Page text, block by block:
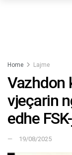
Home Lajme
Vazhdon
vjeçarin
edhe
19/08/2025